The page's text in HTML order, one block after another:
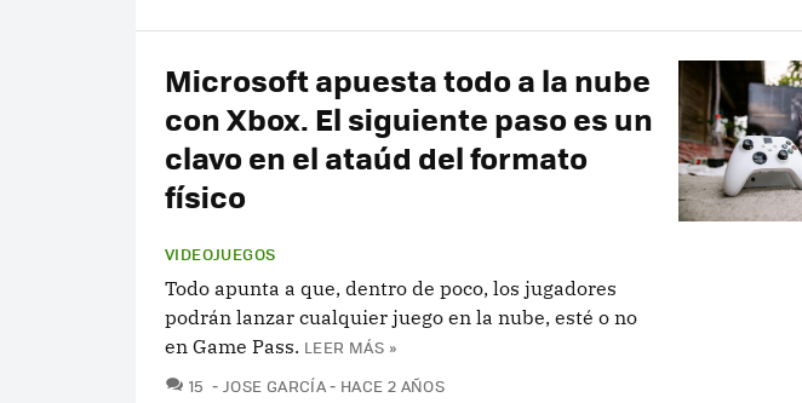
Microsoft apuesta todo a la nube
con Xbox. El siguiente paso es un
clavo en el ataúd del formato
físico
VIDEOJUEGOS
Todo apunta a que, dentro de poco, los jugadores
podrán lanzar cualquier juego en la nube, esté o no
en Game Pass. LEER MÁS »
15 COMENTARIOS
JOSE GARCÍA HACE 2 AÑOS